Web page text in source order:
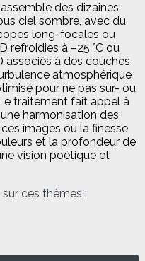
des dizaines
ciel sombre, avec du
long-focales ou
refroidies à –25 °C ou
associés à des couches
atmosphérique
pour ne pas sur- ou
traitement fait appel à
harmonisation des
images où la finesse
et la profondeur de
vision poétique et
ces thèmes :